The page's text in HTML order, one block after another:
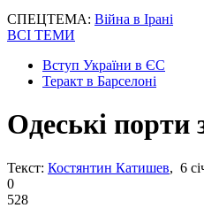
СПЕЦТЕМА: Війна в Ірані
ВСІ ТЕМИ
Вступ України в ЄС
Теракт в Барселоні
Одеські порти
Текст: Костянтин Катишев, 6
0
528